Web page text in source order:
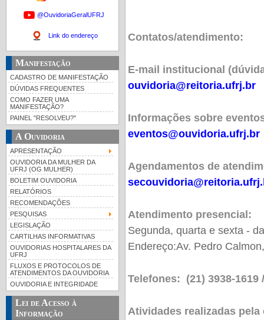
@OuvidoriaGeralUFRJ
Link do endereço
Manifestação
CADASTRO DE MANIFESTAÇÃO
DÚVIDAS FREQUENTES
COMO FAZER UMA
MANIFESTAÇÃO?
PAINEL "RESOLVEU?"
A Ouvidoria
APRESENTAÇÃO
OUVIDORIA DA MULHER DA
UFRJ (OG MULHER)
BOLETIM OUVIDORIA
RELATÓRIOS
RECOMENDAÇÕES
PESQUISAS
LEGISLAÇÃO
CARTILHAS INFORMATIVAS
OUVIDORIAS HOSPITALARES DA
UFRJ
FLUXOS E PROTOCOLOS DE
ATENDIMENTOS DA OUVIDORIA
OUVIDORIA E INTEGRIDADE
Lei de Acesso à
Informação
Contatos/atendimento:
E-mail institucional
ouvidoria@reitoria.ufrj.br
Informações sobre
eventos@ouvidoria.ufrj.br
Agendamentos de
Atendimento presencial:
Segunda, quarta e sexta -
Endereço:Av. Pedro
Telefones: (21) 3938-1619
Atividades realizadas